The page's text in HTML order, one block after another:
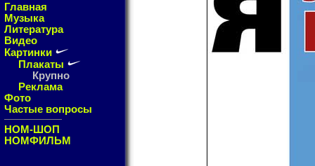
Главная
Музыка
Литература
Видео
Картинки
Плакаты
Крупно
Реклама
Фото
Частые вопросы
НОМ-ШОП
НОМФИЛЬМ